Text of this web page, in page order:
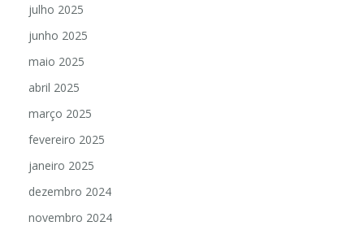
julho 2025
junho 2025
maio 2025
abril 2025
março 2025
fevereiro 2025
janeiro 2025
dezembro 2024
novembro 2024